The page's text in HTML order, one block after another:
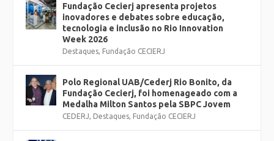
Fundação Cecierj apresenta projetos
inovadores e debates sobre educação,
tecnologia e inclusão no Rio Innovation
Week 2026
Destaques, Fundação CECIERJ
Polo Regional UAB/Cederj Rio Bonito, da
Fundação Cecierj, foi homenageado com a
Medalha Milton Santos pela SBPC Jovem
CEDERJ, Destaques, Fundação CECIERJ